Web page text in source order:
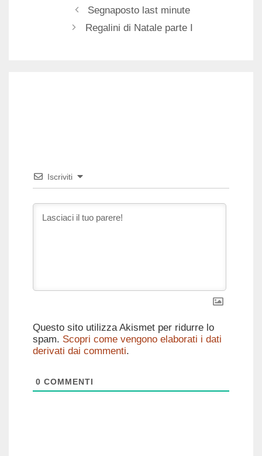
Segnaposto last minute
Regalini di Natale parte I
Iscriviti
Questo sito utilizza Akismet per ridurre lo
spam. Scopri come vengono elaborati i dati
derivati dai commenti.
0 COMMENTI